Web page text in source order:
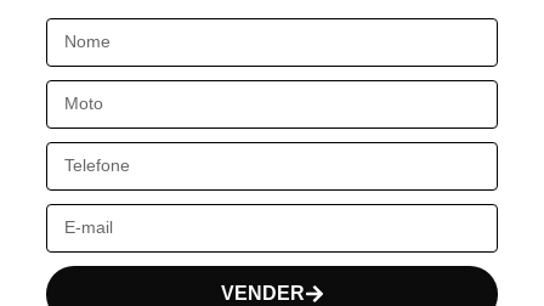
VENDER